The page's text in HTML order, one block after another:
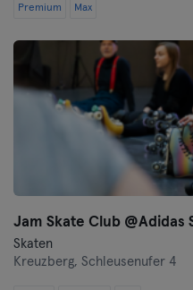
Premium Max
Jam Skate Club @Adidas
Skaten
Kreuzberg, Schleusenufer 4